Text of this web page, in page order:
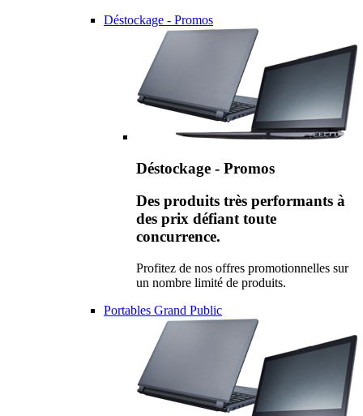
Déstockage - Promos
Déstockage - Promos
Des produits très performants à
des prix défiant toute
concurrence.
Profitez de nos offres promotionnelles sur
un nombre limité de produits.
Portables Grand Public